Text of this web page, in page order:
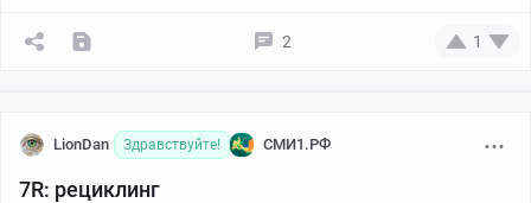
2 1
LionDan Здравствуйте! СМИ1.РФ
7R: рециклинг